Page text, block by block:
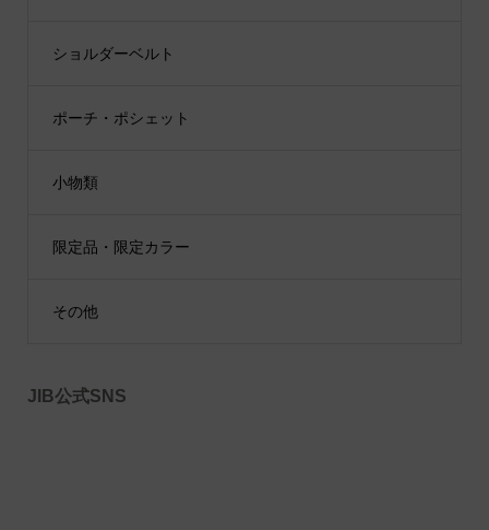
ショルダーベルト
ポーチ・ポシェット
小物類
限定品・限定カラー
その他
JIB公式SNS